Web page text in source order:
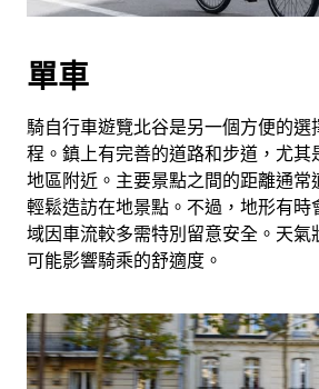
單車
騎自行車遊覽北谷是另一個方便的選
程。鎮上有完善的道路和步道，尤其
地區附近。主要景點之間的距離通常
輕鬆造訪在地景點。不過，地形有時
域因車流較多需特別留意安全。天氣
可能影響騎乘的舒適度。